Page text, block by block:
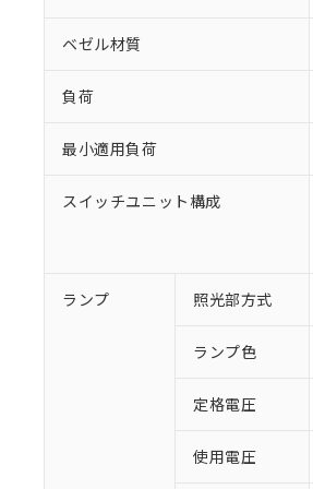
ベゼル材質
負荷
最小適用負荷
スイッチユニット構成
ランプ 照光部方式
ランプ色
定格電圧
使用電圧